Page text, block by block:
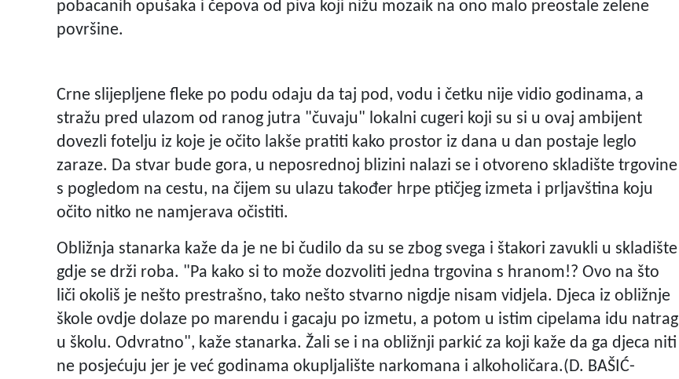
pobacanih opušaka i čepova od piva koji nižu mozaik na ono malo preostale zelene
površine.
Crne slijepljene fleke po podu odaju da taj pod, vodu i četku nije vidio godinama, a
stražu pred ulazom od ranog jutra "čuvaju" lokalni cugeri koji su si u ovaj ambijent
dovezli fotelju iz koje je očito lakše pratiti kako prostor iz dana u dan postaje leglo
zaraze. Da stvar bude gora, u neposrednoj blizini nalazi se i otvoreno skladište trgovine
s pogledom na cestu, na čijem su ulazu također hrpe ptičjeg izmeta i prljavština koju
očito nitko ne namjerava očistiti.
Obližnja stanarka kaže da je ne bi čudilo da su se zbog svega i štakori zavukli u skladište
gdje se drži roba. "Pa kako si to može dozvoliti jedna trgovina s hranom!? Ovo na što
liči okoliš je nešto prestrašno, tako nešto stvarno nigdje nisam vidjela. Djeca iz obližnje
škole ovdje dolaze po marendu i gacaju po izmetu, a potom u istim cipelama idu natrag
u školu. Odvratno", kaže stanarka. Žali se i na obližnji parkić za koji kaže da ga djeca niti
ne posjećuju jer je već godinama okupljalište narkomana i alkoholičara.(D. BAŠIĆ-